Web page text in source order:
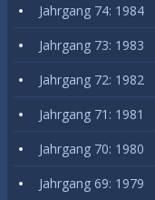
Jahrgang 74: 1984
Jahrgang 73: 1983
Jahrgang 72: 1982
Jahrgang 71: 1981
Jahrgang 70: 1980
Jahrgang 69: 1979